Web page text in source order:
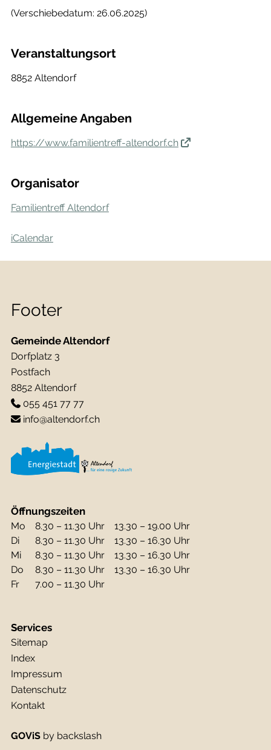
(Verschiebedatum: 26.06.2025)
Veranstaltungsort
8852 Altendorf
Allgemeine Angaben
https://www.familientreff-altendorf.ch
Organisator
Familientreff Altendorf
iCalendar
Footer
Gemeinde Altendorf
Dorfplatz 3
Postfach
8852 Altendorf
055 451 77 77
info@altendorf.ch
Öffnungszeiten
Mo 8.30 – 11.30 Uhr
13.30 – 19.00 Uhr
Di
8.30 – 11.30 Uhr
13.30 – 16.30 Uhr
Mi
8.30 – 11.30 Uhr
13.30 – 16.30 Uhr
Do
8.30 – 11.30 Uhr
13.30 – 16.30 Uhr
Fr
7.00 – 11.30 Uhr
Services
Sitemap
Index
Impressum
Datenschutz
Kontakt
GOViSby backslash